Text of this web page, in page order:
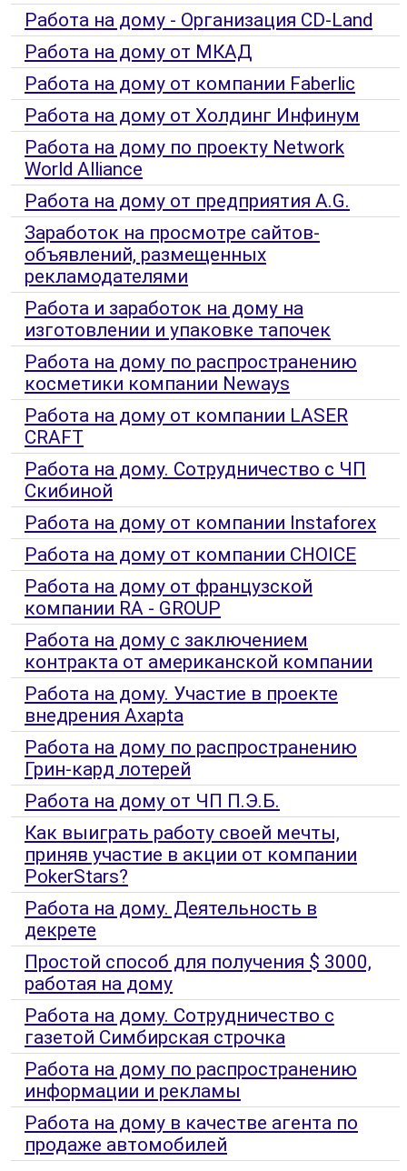
Работа на дому - Организация CD-Land
Работа на дому от МКАД
Работа на дому от компании Faberlic
Работа на дому от Холдинг Инфинум
Работа на дому по проекту Network
World Alliance
Работа на дому от предприятия A.G.
Заработок на просмотре сайтов-
объявлений, размещенных
рекламодателями
Работа и заработок на дому на
изготовлении и упаковке тапочек
Работа на дому по распространению
косметики компании Neways
Работа на дому от компании LASER
CRAFT
Работа на дому. Сотрудничество с ЧП
Скибиной
Работа на дому от компании Instaforex
Работа на дому от компании CHOICE
Работа на дому от французской
компании RA - GROUP
Работа на дому с заключением
контракта от американской компании
Работа на дому. Участие в проекте
внедрения Axapta
Работа на дому по распространению
Грин-кард лотерей
Работа на дому от ЧП П.Э.Б.
Как выиграть работу своей мечты,
приняв участие в акции от компании
PokerStars?
Работа на дому. Деятельность в
декрете
Простой способ для получения $ 3000,
работая на дому
Работа на дому. Сотрудничество с
газетой Симбирская строчка
Работа на дому по распространению
информации и рекламы
Работа на дому в качестве агента по
продаже автомобилей